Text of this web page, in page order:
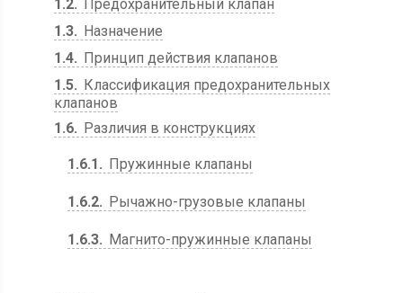
1.2
Предохранительный клапан
1.3
Назначение
1.4
Принцип действия клапанов
1.5
Классификация предохранительных
клапанов
1.6
Различия в конструкциях
1.6.1 Пружинные клапаны
1.6.2 Рычажно-грузовые клапаны
1.6.3 Магнито-пружинные клапаны